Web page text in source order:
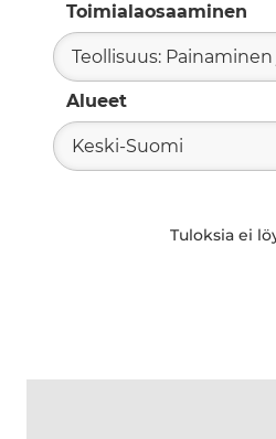
Toimialaosaaminen
Teollisuus:
Alueet
Keski-Suomi
Tuloksia ei